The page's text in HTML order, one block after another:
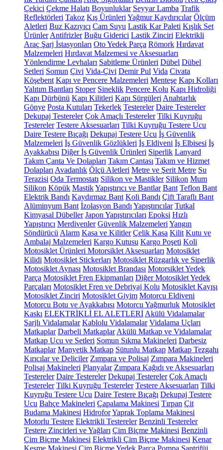
Çekici Çekme Halatı Boyunluklar Seyyar Lamba Trafik
Reflektörleri Takoz Kış Ürünleri Yağmur Kaydırıcılar Ölçüm
Aletleri Buz Kazıyıcı Cam Suyu Lastik Kar Paleti Kışlık Set
Ürünler Antifrizler Buğu Giderici Lastik Zinciri Elektrikli
Araç Şarj İstasyonları Oto Yedek Parça Römork Hırdavat
Malzemeleri Hırdavat Malzemesi ve Aksesuarları
Yönlendirme Levhaları Sabitleme Ürünleri Dübel Dübel
Setleri Somun Çivi Vida-Çivi Demir Pul Vida Civata
Köşebent Kapı ve Pencere Malzemeleri Menteşe Kapı Kolları
Yalıtım Bantları Stoper Sineklik Pencere Kolu Kapı Hidroliği
Kapı Dürbünü Kapı Kilitleri Kapı Sürgüleri Anahtarlık
Gönye Posta Kutuları Tekerlek Testereler Daire Testereler
Dekupaj Testereler Çok Amaçlı Testereler Tilki Kuyruğu
Testereler Testere Aksesuarları Tilki Kuyruğu Testere Ucu
Daire Testere Bıçağı Dekupaj Testere Ucu İş Güvenlik
Malzemeleri İş Güvenlik Gözlükleri İş Eldiveni İş Elbisesi İş
Ayakkabısı Diğer İş Güvenlik Ürünleri Siperlik Lanyard
Takım Çanta Ve Dolapları Takım Çantası Takım ve Hizmet
Dolapları Avadanlık Ölçü Aletleri Metre ve Şerit Metre Su
Terazisi Oda Termostatı Silikon ve Mastikler Silikon Mum
Silikon Köpük MastikYapıştırıcı ve Bantlar Bant Teflon Bant
Elektrik Bandı Kaydırmaz Bant Koli Bandı Çift Taraflı Bant
Alüminyum Bant İzolasyon Bandı Yapıştırıcılar Tutkal
Kimyasal Dübeller Japon Yapıştırıcıları Epoksi Hızlı
Yapıştırıcı Merdivenler Güvenlik Malzemeleri Yangın
Söndürücü Alarm Kasa ve Kilitler Çelik Kasa Kilit Kutu ve
Ambalaj Malzemeleri Kargo Kutusu Kargo Poşeti Koli
Motosiklet Ürünleri Motorsiklet Aksesuarları Motosiklet
Kilidi Motosiklet Stickerları Motosiklet Rüzgarlık ve Siperlik
Motosiklet Aynası Motosiklet Brandası Motorsiklet Yedek
Parça Motosiklet Fren Ekipmanları Diğer Motosiklet Yedek
Parçaları Motosiklet Fren ve Debriyaj Kolu Motosiklet Kayışı
Motosiklet Zinciri Motosiklet Giyim Motorcu Eldiveni
Motorcu Botu ve Ayakkabısı Motorcu Yağmurluk Motosiklet
Kaskı ELEKTRİKLİ EL ALETLERİ Akülü Vidalamalar
Şarjlı Vidalamalar Kablolu Vidalamalar Vidalama Uçları
Matkaplar Darbeli Matkaplar Akülü Matkap ve Vidalamalar
Matkap Ucu ve Setleri Somun Sıkma Makineleri Darbesiz
Matkaplar Manyetik Matkap Sütunlu Matkap Matkap Tezgahı
Kırıcılar ve Deliciler Zımpara ve Polisaj Zımpara Makineleri
Polisaj Makineleri Planyalar Zımpara Kağıdı ve Aksesuarları
Testereler Daire Testereler Dekupaj Testereler Çok Amaçlı
Testereler Tilki Kuyruğu Testereler Testere Aksesuarları Tilki
Kuyruğu Testere Ucu Daire Testere Bıçağı Dekupaj Testere
Ucu Bahçe Makineleri Çapalama Makinesi Tırpan Çit
Budama Makinesi HidroforYaprak Toplama Makinesi
Motorlu Testere Elektrikli Testereler Benzinli Testereler
Testere Zincirleri ve Yağları Çim Biçme Makinesi Benzinli
Çim Biçme Makinesi Elektrikli Çim Biçme Makinesi Kenar
Kesme Makinesi Çim Biçme Yedek Parça Pompa Santrifüj